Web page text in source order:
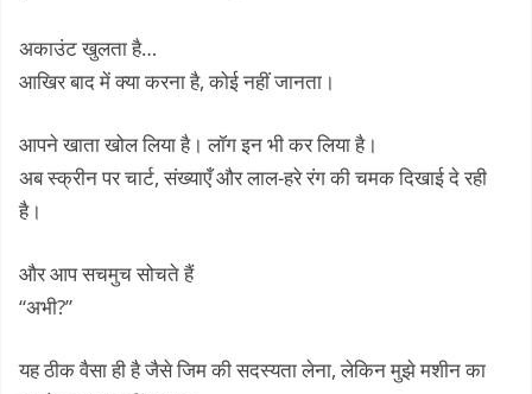
अकाउंट खुलता है…
आखिर बाद में क्या करना है, कोई नहीं जानता।
आपने खाता खोल लिया है। लॉग इन भी कर लिया है।
अब स्क्रीन पर चार्ट, संख्याएँ और लाल-हरे रंग की चमक दिखाई दे रही
है।
और आप सचमुच सोचते हैं
“अभी?”
यह ठीक वैसा ही है जैसे जिम की सदस्यता लेना, लेकिन मुझे मशीन का